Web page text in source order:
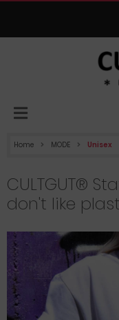
Home MODE Unisex
CULTGUT®
don't like